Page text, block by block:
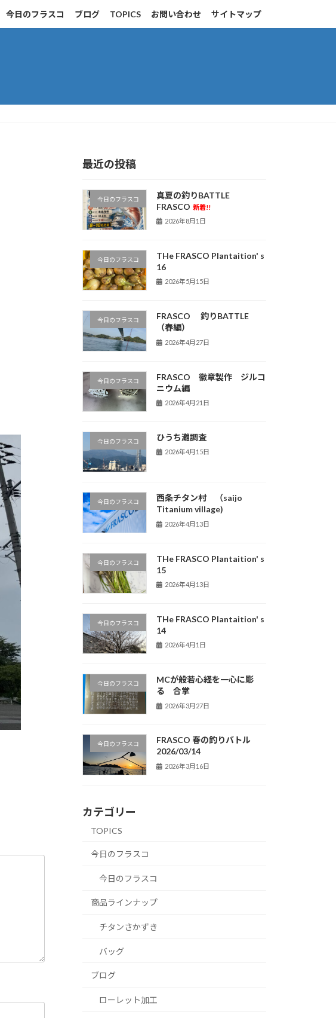
今日のフラスコ ブログ TOPICS お問い合わせ サイトマップ
最近の投稿
今日のフラスコ
真夏の釣りBATTLE
FRASCO 新着!!
2026年8月1日
今日のフラスコ
THe FRASCO Plantaition' s
16
2026年5月15日
今日のフラスコ
FRASCO 釣りBATTLE
（春編）
2026年4月27日
今日のフラスコ
FRASCO 徽章製作 ジルコ
ニウム編
2026年4月21日
今日のフラスコ ひうち灘調査
2026年4月15日
今日のフラスコ
西条チタン村 （saijo
Titanium village)
2026年4月13日
今日のフラスコ
THe FRASCO Plantaition' s
15
2026年4月13日
今日のフラスコ
THe FRASCO Plantaition' s
14
2026年4月1日
今日のフラスコ
MCが般若心経を一心に彫
る 合掌
2026年3月27日
今日のフラスコ
FRASCO 春の釣りバトル
2026/03/14
2026年3月16日
カテゴリー
TOPICS
今日のフラスコ
今日のフラスコ
商品ラインナップ
チタンさかずき
バッグ
ブログ
ローレット加工